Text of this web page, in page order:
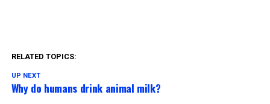
RELATED TOPICS:
UP NEXT
Why do humans drink animal milk?